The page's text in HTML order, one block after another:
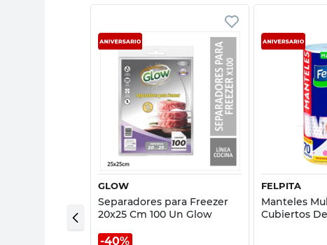
Vista rápida
GLOW
Separadores para Freezer
20x25 Cm 100 Un Glow
40%
FELPITA
Manteles
Cubiertos